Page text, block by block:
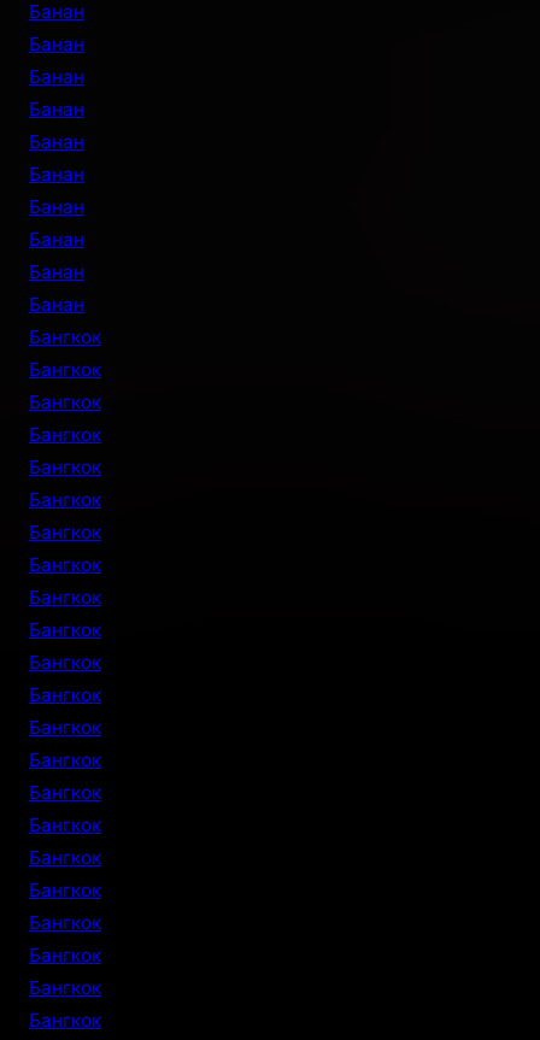
Банан
Банан
Банан
Банан
Банан
Банан
Банан
Банан
Банан
Банан
Бангкок
Бангкок
Бангкок
Бангкок
Бангкок
Бангкок
Бангкок
Бангкок
Бангкок
Бангкок
Бангкок
Бангкок
Бангкок
Бангкок
Бангкок
Бангкок
Бангкок
Бангкок
Бангкок
Бангкок
Бангкок
Бангкок